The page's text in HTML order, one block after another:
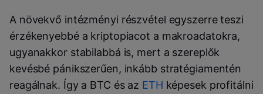
A növekvő intézményi részvétel egyszerre teszi
érzékenyebbé a kriptopiacot a makroadatokra,
ugyanakkor stabilabbá is, mert a szereplők
kevésbé pánikszerűen, inkább stratégiamentén
reagálnak. Így a BTC és az ETH képesek profitálni